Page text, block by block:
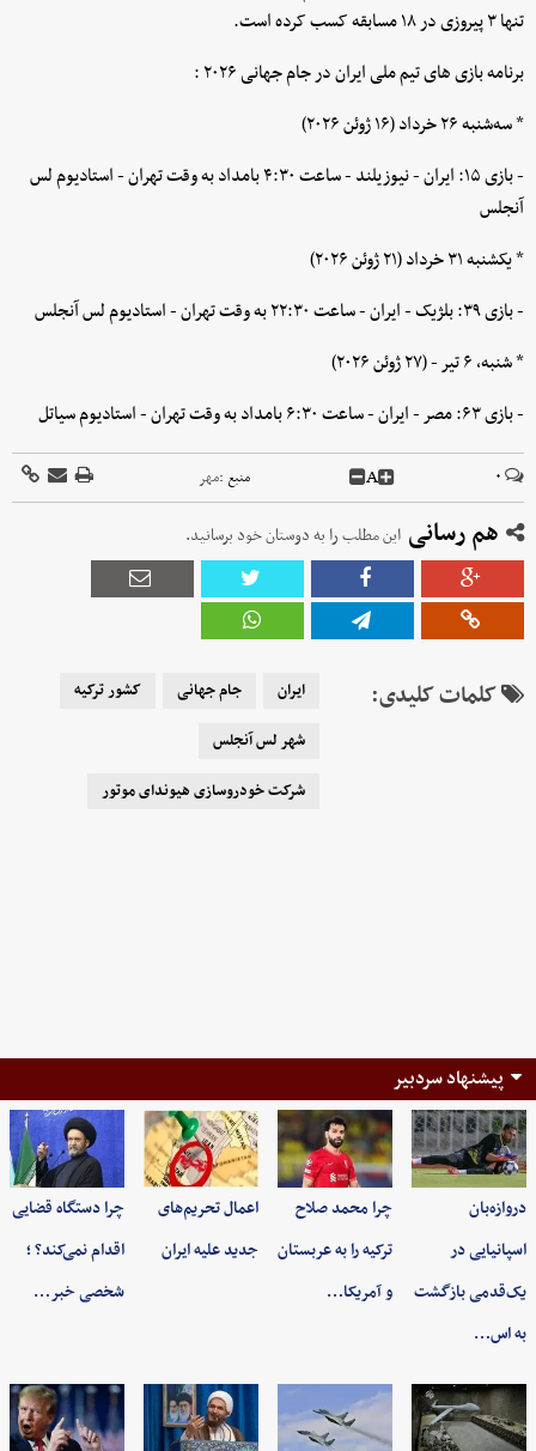
تنها ۳ پیروزی در ۱۸ مسابقه کسب کرده است.
برنامه بازی های تیم ملی ایران در جام جهانی ۲۰۲۶ :
* سه‌شنبه ۲۶ خرداد (۱۶ ژوئن ۲۰۲۶)
- بازی ۱۵: ایران - نیوزیلند - ساعت ۴:۳۰ بامداد به وقت تهران - استادیوم لس
آنجلس
* یکشنبه ۳۱ خرداد (۲۱ ژوئن ۲۰۲۶)
- بازی ۳۹: بلژیک - ایران - ساعت ۲۲:۳۰ به وقت تهران - استادیوم لس آنجلس
* شنبه، ۶ تیر - (۲۷ ژوئن ۲۰۲۶)
- بازی ۶۳: مصر - ایران - ساعت ۶:۳۰ بامداد به وقت تهران - استادیوم سیاتل
۰ A منبع :مهر
هم رسانی این مطلب را به دوستان خود برسانید.
کلمات کلیدی: ایران جام جهانی
کشور ترکیه
شهر لس آنجلس
شرکت خودروسازی هیوندای موتور
پیشنهاد سردبیر
دروازه‌بان
اسپانیایی در
یک‌قدمی بازگشت
به اس…
چرا محمد صلاح
ترکیه را به عربستان
و آمریکا…
اعمال تحریم‌های
جدید علیه ایران
چرا دستگاه قضایی
اقدام نمی‌کند؟ ؛
شخصی خبر…